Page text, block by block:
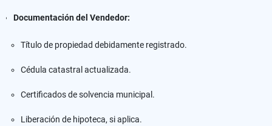
Documentación del Vendedor:
Título de propiedad debidamente registrado.
Cédula catastral actualizada.
Certificados de solvencia municipal.
Liberación de hipoteca, si aplica.